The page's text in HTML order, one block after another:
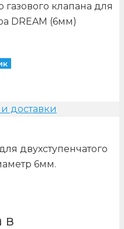
газового клапана для
DREAM (6мм)
доставки
двухступенчатого
6мм.
в